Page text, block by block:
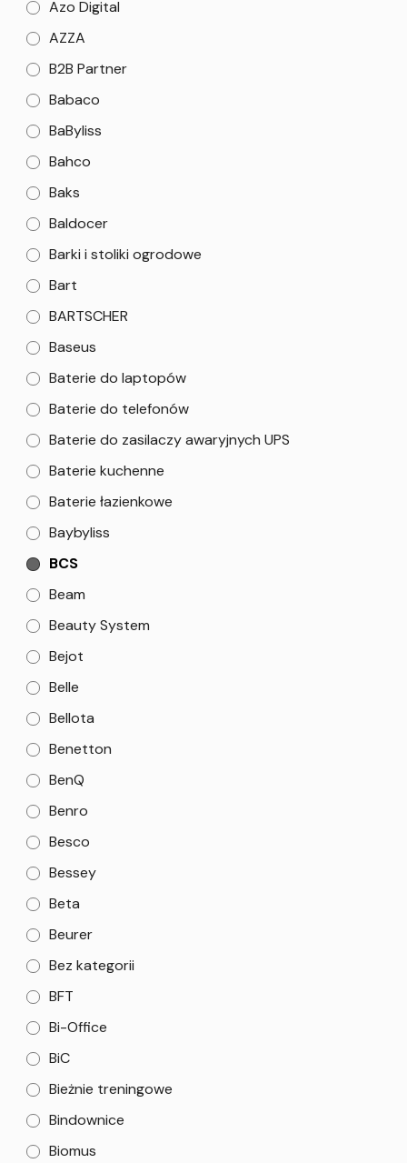
Azo Digital
AZZA
B2B Partner
Babaco
BaByliss
Bahco
Baks
Baldocer
Barki i stoliki ogrodowe
Bart
BARTSCHER
Baseus
Baterie do laptopów
Baterie do telefonów
Baterie do zasilaczy awaryjnych UPS
Baterie kuchenne
Baterie łazienkowe
Baybyliss
BCS
Beam
Beauty System
Bejot
Belle
Bellota
Benetton
BenQ
Benro
Besco
Bessey
Beta
Beurer
Bez kategorii
BFT
Bi-Office
BiC
Bieżnie treningowe
Bindownice
Biomus